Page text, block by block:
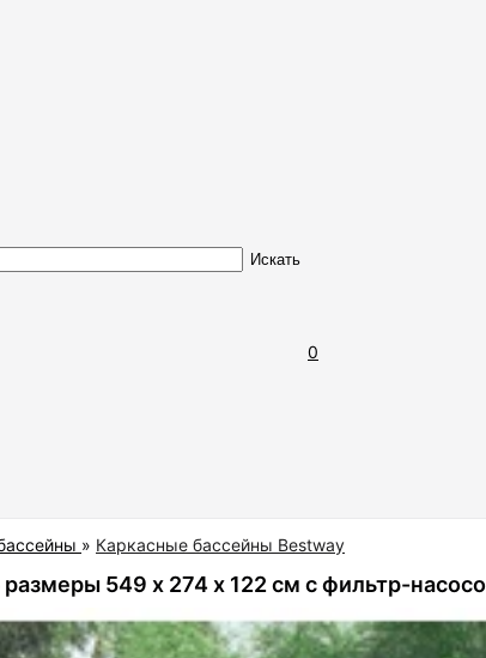
и возврат товара Искать
0
» Каркасные бассейны Bestway
549 х 274 х 122 см с фильтр-